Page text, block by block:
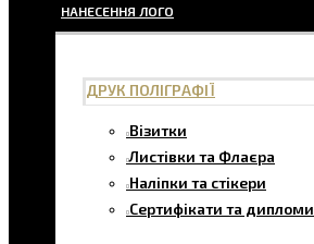
НАНЕСЕННЯ ЛОГО
ДРУК ПОЛІГРАФІЇ
Візитки
Листівки та Флаєра
Наліпки та стікери
Сертифікати та дипломи